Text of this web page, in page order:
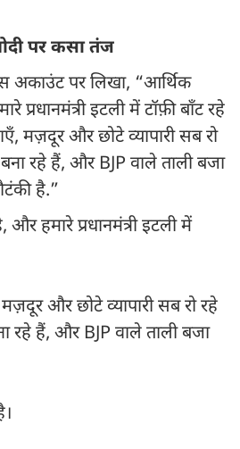
पर कसा तंज
अकाउंट पर लिखा, “आर्थिक
प्रधानमंत्री इटली में टॉफ़ी बाँट रहे
मज़दूर और छोटे व्यापारी सब रो
रहे हैं, और BJP वाले ताली बजा
है.”
हमारे प्रधानमंत्री इटली में
और छोटे व्यापारी सब रो रहे
रहे हैं, और BJP वाले ताली बजा